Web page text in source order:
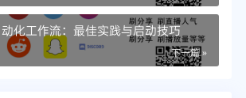
化工作流：最佳实践与启动技巧
下一篇 »